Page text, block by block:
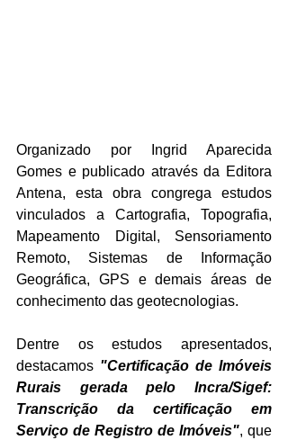
Organizado por Ingrid Aparecida
Gomes e publicado através da Editora
Antena, esta obra congrega estudos
vinculados a Cartografia, Topografia,
Mapeamento Digital, Sensoriamento
Remoto, Sistemas de Informação
Geográfica, GPS e demais áreas de
conhecimento das geotecnologias.
Dentre os estudos apresentados,
destacamos "Certificação de Imóveis
Rurais gerada pelo Incra/Sigef:
Transcrição da certificação em
Serviço de Registro de Imóveis", que